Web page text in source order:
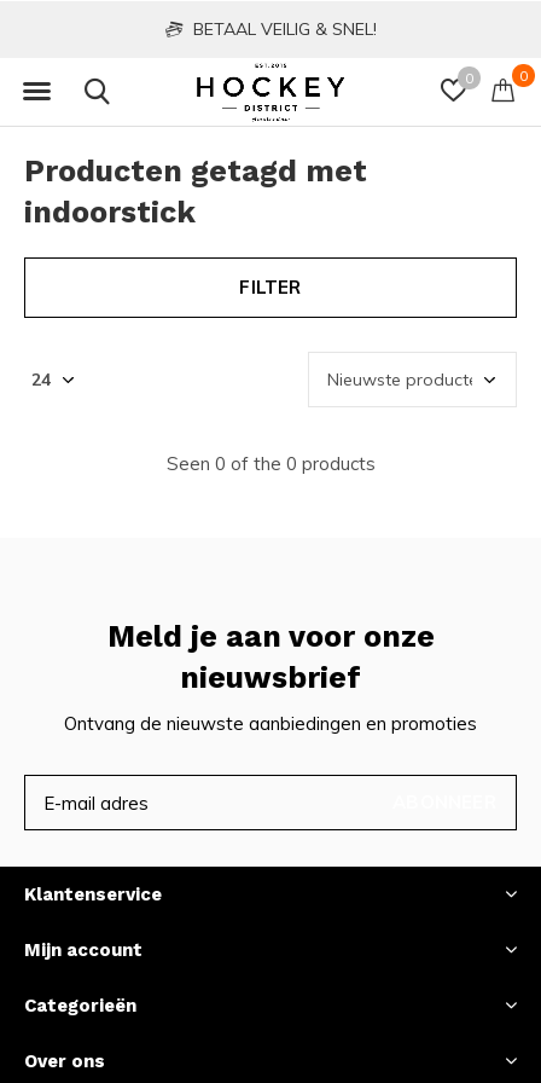
0 0
BETAAL VEILIG & SNEL!
Producten getagd met
indoorstick
FILTER
Seen 0 of the 0 products
Meld je aan voor onze
nieuwsbrief
Ontvang de nieuwste aanbiedingen en promoties
Klantenservice
Mijn account
Categorieën
Over ons